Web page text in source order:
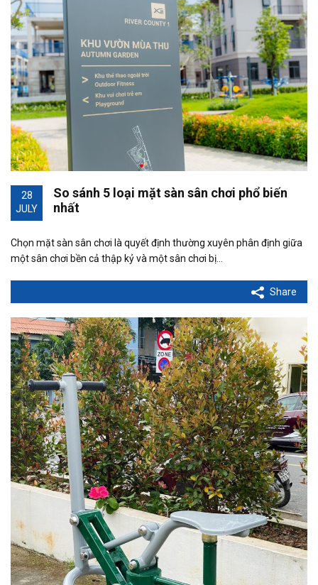
28
JULY
So sánh 5 loại mặt sàn sân chơi phổ biến
nhất
Chọn mặt sàn sân chơi là quyết định thường xuyên phân định giữa
một sân chơi bền cả thập kỷ và một sân chơi bị…
Share